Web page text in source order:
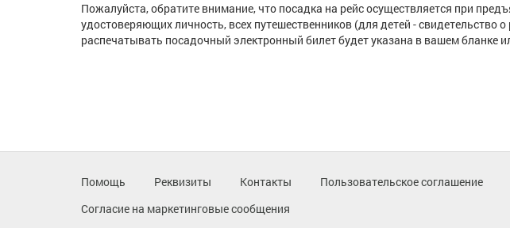
Пожалуйста, обратите внимание, что посадка на рейс осуществляется при
удостоверяющих личность, всех путешественников (для детей -
распечатывать посадочный электронный билет будет указана в вашем бланке
Помощь Реквизиты Контакты Пользовательское соглашение
Согласие на маркетинговые сообщения